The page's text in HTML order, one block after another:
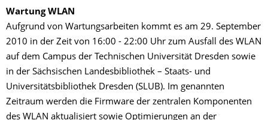
Wartung WLAN
Aufgrund von Wartungsarbeiten kommt es am 29. September
2010 in der Zeit von 16:00 - 22:00 Uhr zum Ausfall des WLAN
auf dem Campus der Technischen Universität Dresden sowie
in der Sächsischen Landesbibliothek – Staats- und
Universitätsbibliothek Dresden (SLUB). Im genannten
Zeitraum werden die Firmware der zentralen Komponenten
des WLAN aktualisiert sowie Optimierungen an der